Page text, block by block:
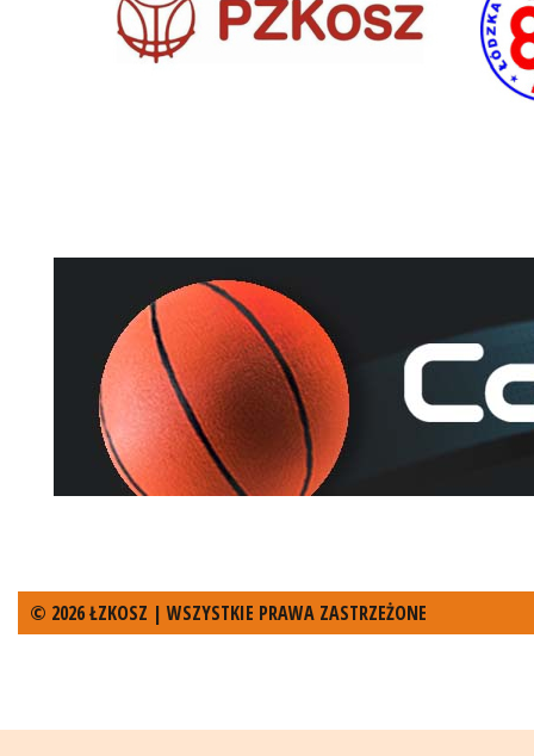
© 2026 ŁZKOSZ | WSZYSTKIE PRAWA ZASTRZEŻONE